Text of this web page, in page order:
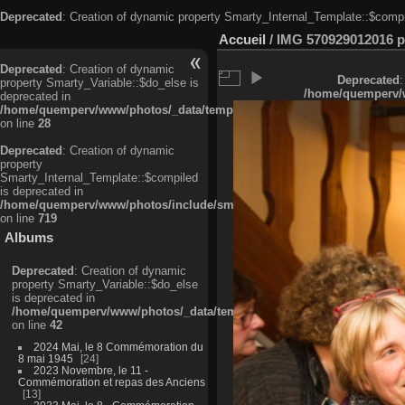
Deprecated: Creation of dynamic property
Deprecated: Creation of dynamic
property Smarty_Variable::$do_else is
deprecated in
/home/quemperv/www/photos/_data/templates_c/
on line 28
Deprecated: Creation of dynamic
property
Smarty_Internal_Template::$compiled
is deprecated in
/home/quemperv/www/photos/include/smarty/libs/sysplugins/
on line 719
Albums
Deprecated: Creation of dynamic
property Smarty_Variable::$do_else
is deprecated in
/home/quemperv/www/photos/_data/templates_c/
on line 42
2024 Mai, le 8 Commémoration du
8 mai 1945
24
2023 Novembre, le 11 -
Commémoration et repas des Anciens
13
Accueil / IMG 570929012016
Deprecated
/home/